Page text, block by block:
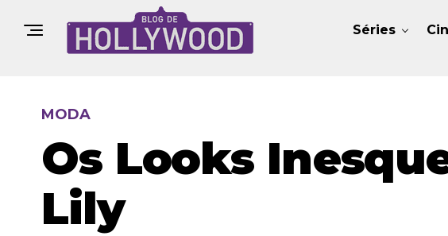
Séries
MODA
Os Looks
Lily